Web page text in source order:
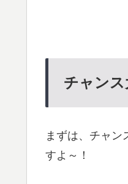
チャン
まずは、チャン
すよ～！